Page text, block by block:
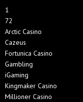
1
72
Arctic Casino
Cazeus
Fortunica Casino
Gambling
iGaming
Kingmaker Casino
Millioner Casino